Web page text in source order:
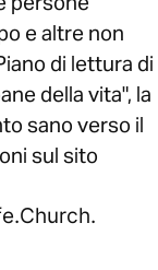
e altre non
di lettura di
della vita", la
sano verso il
sul sito